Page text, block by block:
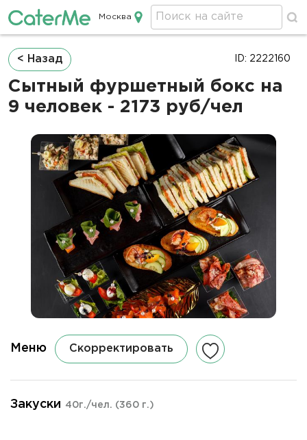
Кейтеринг в Москве
Москва
Строка
навигации
< Назад
Сытный фуршетный бокс на
9 человек - 2173 руб/чел
ID: 2222160
Меню Скорректировать
Закуски 40г./чел. (360 г.)